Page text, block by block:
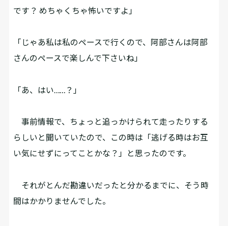
です？ めちゃくちゃ怖いですよ」
「じゃあ私は私のペースで行くので、阿部さんは阿部
さんのペースで楽しんで下さいね」
「あ、はい……？」
事前情報で、ちょっと追っかけられて走ったりする
らしいと聞いていたので、この時は「逃げる時はお互
い気にせずにってことかな？」と思ったのです。
それがとんだ勘違いだったと分かるまでに、そう時
間はかかりませんでした。